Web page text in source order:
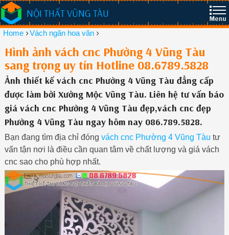
NỘI THẤT VŨNG TÀU
Home ›Vách ngăn hoa văn ›
Hình ảnh vách cnc Phường 4 Vũng Tàu
sang trọng uy tín Hotline 08.6789.5828
Ảnh thiết kế vách cnc Phường 4 Vũng Tàu đẳng cấp
được làm bởi Xưởng Mộc Vũng Tàu. Liên hệ tư vấn báo
giá vách cnc Phường 4 Vũng Tàu đẹp,vách cnc đẹp
Phường 4 Vũng Tàu ngay hôm nay 086.789.5828.
Bạn đang tìm địa chỉ đóng vách cnc Phường 4 Vũng Tàu tư
vấn tận nơi là điều cần quan tâm về chất lượng và giá vách
cnc sao cho phù hợp nhất.